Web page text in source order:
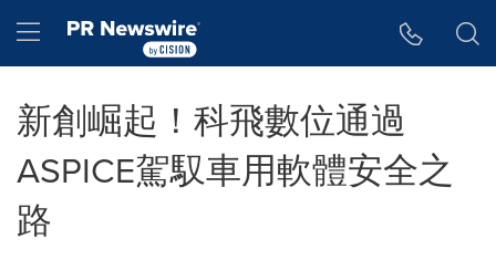
Hamburger menu
新創崛起！科飛數位通過
ASPICE駕馭車用軟體安全之
路